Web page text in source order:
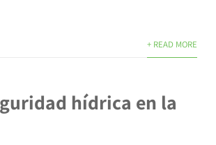
+ READ MORE
hídrica en la